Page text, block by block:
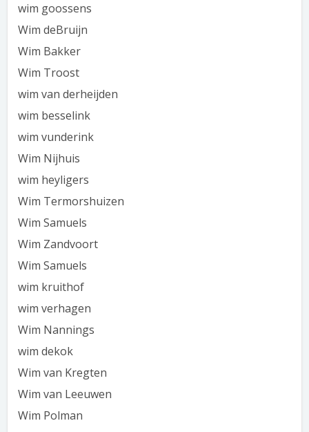
wim goossens
Wim deBruijn
Wim Bakker
Wim Troost
wim van derheijden
wim besselink
wim vunderink
Wim Nijhuis
wim heyligers
Wim Termorshuizen
Wim Samuels
Wim Zandvoort
Wim Samuels
wim kruithof
wim verhagen
Wim Nannings
wim dekok
Wim van Kregten
Wim van Leeuwen
Wim Polman